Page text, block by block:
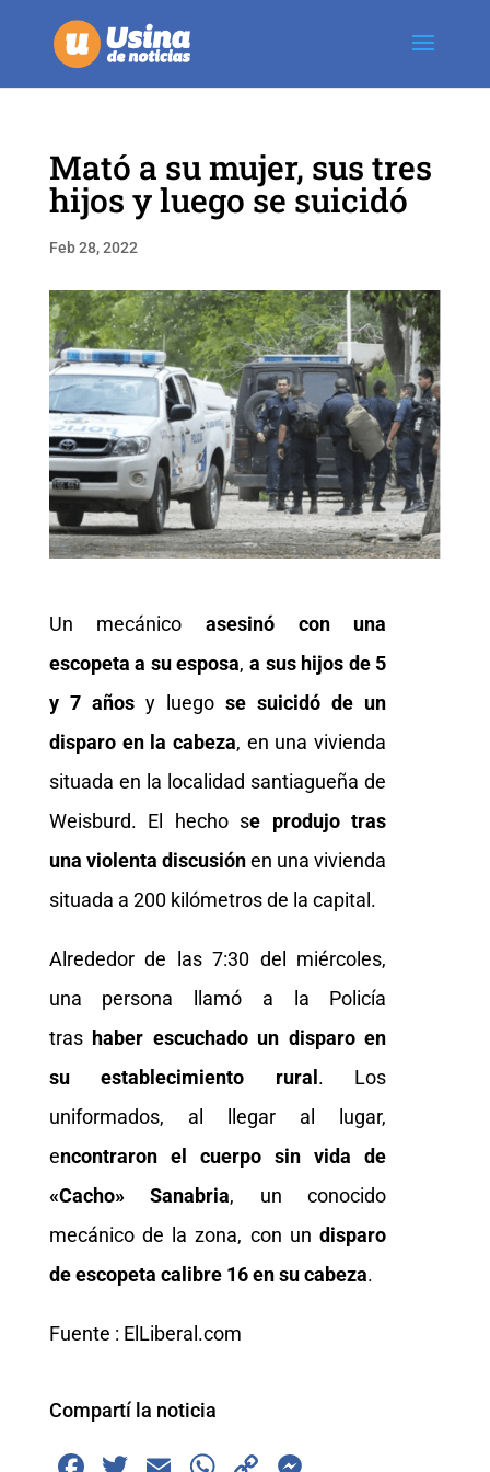
Mató a su mujer, sus tres
hijos y luego se suicidó
Feb 28, 2022
Un mecánico asesinó con una
escopeta a su esposa,a sus hijos de 5
y 7 añosy luegose suicidó de un
disparo en la cabeza, en una vivienda
situada en la localidad santiagueña de
Weisburd. El hecho se produjo tras
una violenta discusiónen una vivienda
situada a 200 kilómetros de la capital.
Alrededor de las 7:30 del miércoles,
una persona llamó a la Policía
tras haber escuchado un disparo en
su establecimiento rural . Los
uniformados, al llegar al lugar,
encontraron el cuerpo sin vida de
«Cacho» Sanabria, un conocido
mecánico de la zona, con undisparo
de escopeta calibre 16 en su cabeza.
Fuente : ElLiberal.com
Compartí la noticia